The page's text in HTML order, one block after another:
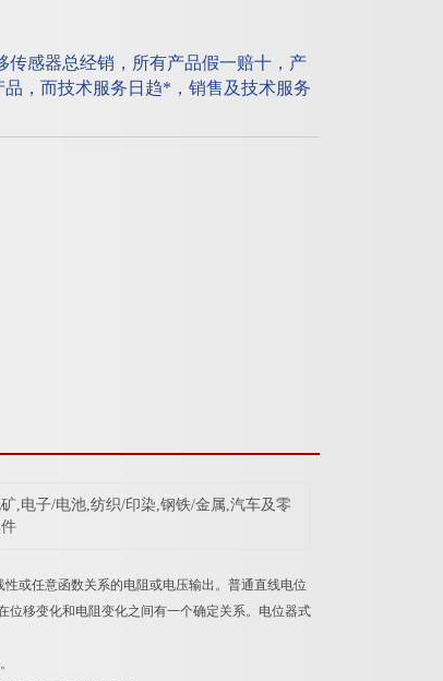
传感器总经销，所有产品假一赔十，产
，而技术服务日趋*，销售及技术服务
,电子/电池,纺织/印染,钢铁/金属,汽车及零
或任意函数关系的电阻或电压输出。普通直线电位
位移变化和电阻变化之间有一个确定关系。电位器式